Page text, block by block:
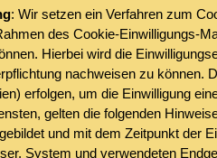
: Wir setzen ein Verfahren zum
des Cookie-Einwilligungs-
Hierbei wird die
nachweisen zu können.
erfolgen, um die Einwilligung
gelten die folgenden
und mit dem Zeitpunkt der
System und verwendeten